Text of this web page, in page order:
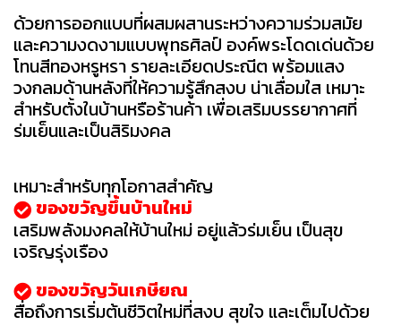
ด้วยการออกแบบที่ผสมผสานระหว่างความร่วมสมัย
และความงดงามแบบพุทธศิลป์ องค์พระโดดเด่นด้วย
โทนสีทองหรูหรา รายละเอียดประณีต พร้อมแสง
วงกลมด้านหลังที่ให้ความรู้สึกสงบ น่าเลื่อมใส เหมาะ
สำหรับตั้งในบ้านหรือร้านค้า เพื่อเสริมบรรยากาศที่
ร่มเย็นและเป็นสิริมงคล
เหมาะสำหรับทุกโอกาสสำคัญ
ของขวัญขึ้นบ้านใหม่
เสริมพลังมงคลให้บ้านใหม่ อยู่แล้วร่มเย็น เป็นสุข
เจริญรุ่งเรือง
ของขวัญวันเกษียณ
สื่อถึงการเริ่มต้นชีวิตใหม่ที่สงบ สุขใจ และเต็มไปด้วย